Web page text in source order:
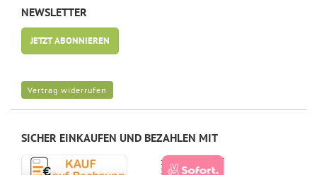
NEWSLETTER
JETZT ABONNIEREN
Vertrag widerrufen
SICHER EINKAUFEN UND BEZAHLEN MIT